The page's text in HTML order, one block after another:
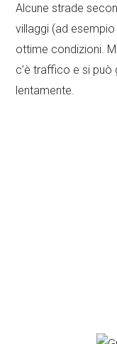
Alcune strade
villaggi (ad
ottime condizioni.
c’è traffico e si può
lentamente.